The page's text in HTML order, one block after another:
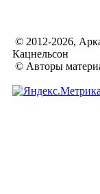
© 2012-2026,
Кацнельсон
© Авторы